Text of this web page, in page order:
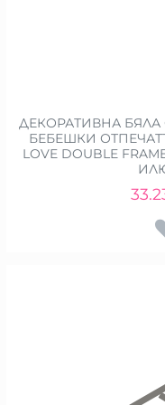
ДЕКОРАТИВНА
БЕБЕШКИ
LOVE DOUBLE